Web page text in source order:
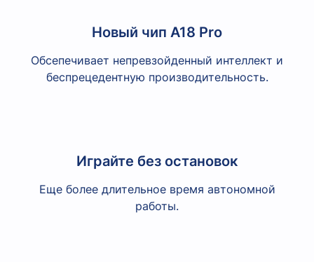
Новый чип A18 Pro
Обсепечивает непревзойденный интеллект и
беспрецедентную производительность.
Играйте без остановок
Еще более длительное время автономной
работы.